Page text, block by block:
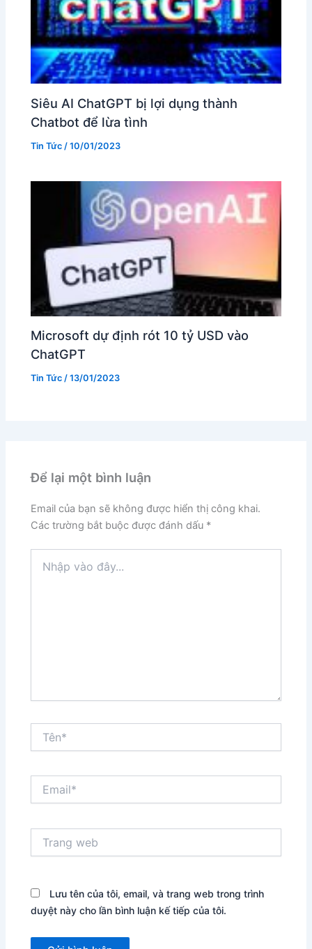
Siêu AI ChatGPT bị lợi dụng thành
Chatbot để lừa tình
Tin Tức /10/01/2023
Microsoft dự định rót 10 tỷ USD vào
ChatGPT
Tin Tức /13/01/2023
Để lại một bình luận
Email của bạn sẽ không được hiển thị công khai.
Các trường bắt buộc được đánh dấu *
vào
web
Lưu tên của tôi, email, và trang web trong trình
duyệt này cho lần bình luận kế tiếp của tôi.